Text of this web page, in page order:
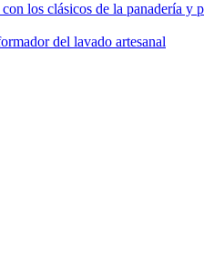
los clásicos de la panadería y
del lavado artesanal